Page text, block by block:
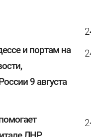
и портам на
9 августа